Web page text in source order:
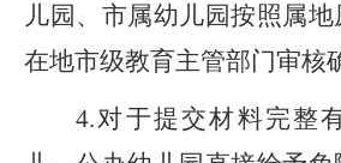
儿园、市属幼儿园按照属
在地市级教育主管部门审核
4.对于提交材料完整